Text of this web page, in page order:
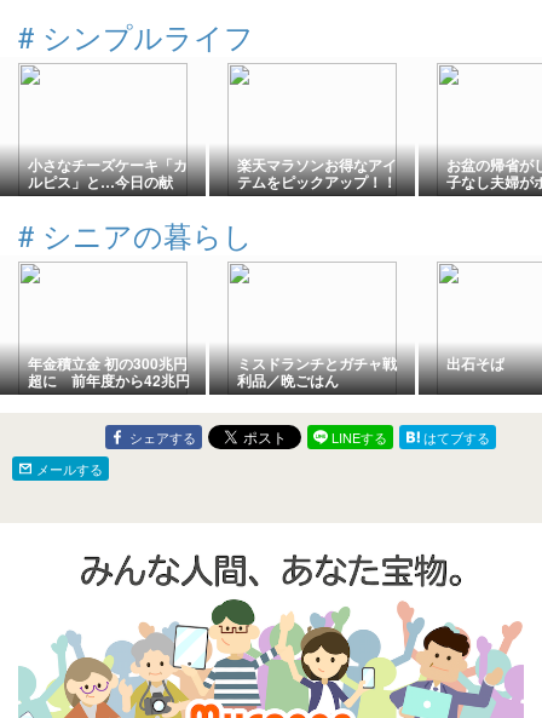
# シンプルライフ
小さなチーズケーキ「カ
ルピス」と…今日の献
立〜♬
楽天マラソンお得なアイ
テムをピックアップ！！
お盆の帰省
子なし夫婦が
変えた理由と
# シニアの暮らし
年金積立金 初の300兆円
超に 前年度から42兆円
以上増加
ミスドランチとガチャ戦
利品／晩ごはん
出石そば
シェアする LINEする
はてブする
メールする